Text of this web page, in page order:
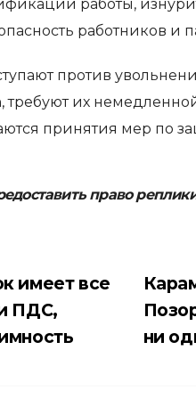
работы,
работников и
против
их
принятия мер по
право
ни
имеет все
ПДС,